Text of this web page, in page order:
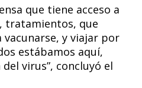
que tiene acceso a
tratamientos, que
y viajar por
estábamos aquí,
virus”, concluyó el